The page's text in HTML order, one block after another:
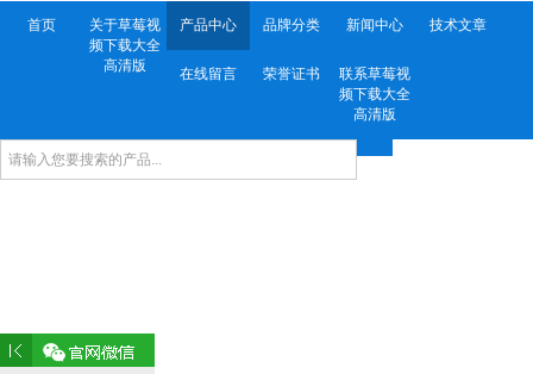
首页
关于草莓视
频下载大全
高清版
产品中心 品牌分类 新闻中心 技术文章
在线留言 荣誉证书
联系草莓视
频下载大全
高清版